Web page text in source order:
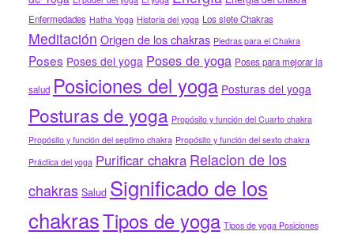
Enfermedades Hatha Yoga Historia del yoga Los siete Chakras
Meditación Origen de los chakras Piedras para el Chakra
Poses Poses del yoga Poses de yoga Poses para mejorar la
salud Posiciones del yoga Posturas del yoga
Posturas de yoga Propósito y función del Cuarto chakra
Propósito y función del septimo chakra Propósito y función del sexto chakra
Práctica del yoga Purificar chakra Relacion de los
chakras Salud Significado de los
chakrasTipos de yoga Tipos de yoga Posiciones